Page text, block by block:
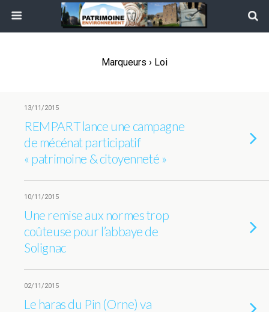
Marqueurs › Loi
13/11/2015
REMPART lance une campagne
de mécénat participatif
« patrimoine & citoyenneté »
10/11/2015
Une remise aux normes trop
coûteuse pour l’abbaye de
Solignac
02/11/2015
Le haras du Pin (Orne) va